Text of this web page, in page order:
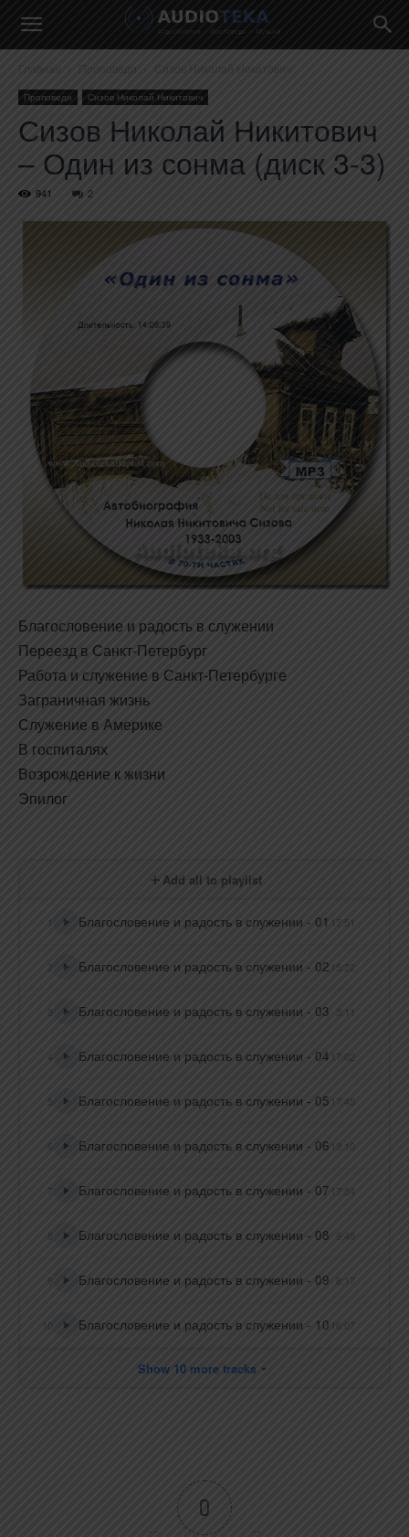
Главная Проповеди Сизов Николай Никитович
Проповеди Сизов Николай Никитович
Сизов Николай Никитович
– Один из сонма (диск 3-3)
941 2
Благословение и радость в служении
Переезд в Санкт-Петербург
Работа и служение в Санкт-Петербурге
Заграничная жизнь
Служение в Америке
В госпиталях
Возрождение к жизни
Эпилог
Add all to playlist
1 Благословение и радость в служении - 01 17:51
2 Благословение и радость в служении - 02 15:22
3 Благословение и радость в служении - 03 3:11
4 Благословение и радость в служении - 04 17:02
5 Благословение и радость в служении - 05 17:45
6 Благословение и радость в служении - 06 13:10
7 Благословение и радость в служении - 07 17:54
8 Благословение и радость в служении - 08 9:49
9 Благословение и радость в служении - 09 8:17
10 Благословение и радость в служении - 10 16:07
Show 10 more tracks
0